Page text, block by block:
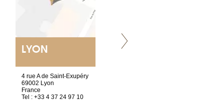
LYON
4 rue A de Saint-Exupéry
69002 Lyon
France
Tel : +33 4 37 24 97 10